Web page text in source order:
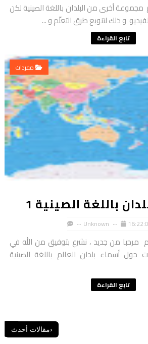
مجموعة أخرى من البلدان باللغة الصينية لكن
و ذلك لتنويع طرق التعلّم و ...
تابع القراءة
مفردات
باللغة الصينية 1
Unknown
مرحبا من جديد ، نشرع بتوفيق من الله في
حول أسماء بلدان العالم باللغة الصينية
تابع القراءة